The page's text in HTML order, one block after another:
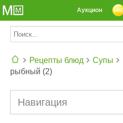
Аукцион
Рецепты блюд Супы
рыбный (2)
Навигация